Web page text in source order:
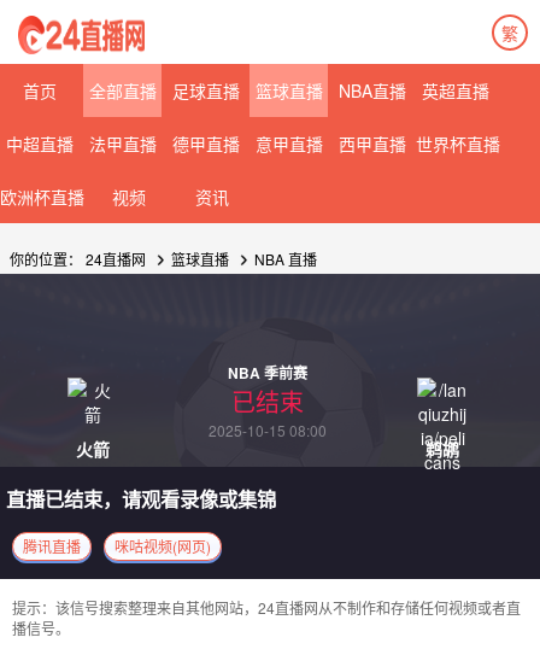
繁
首页 全部直播 足球直播 篮球直播 NBA直播 英超直播
中超直播 法甲直播 德甲直播 意甲直播 西甲直播 世界杯直播
欧洲杯直播 视频 资讯
你的位置： 24直播网 篮球直播 NBA 直播
火箭
NBA 季前赛
已结束
2025-10-15 08:00
鹈鹕
直播已结束，请观看录像或集锦
腾讯直播 咪咕视频(网页)
提示：该信号搜索整理来自其他网站，24直播网从不制作和存储任何视频或者直
播信号。